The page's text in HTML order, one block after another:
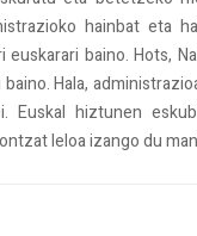
hainbat eta
euskarari baino. Hots,
Hala,
Euskal hiztunen
leloa izango du